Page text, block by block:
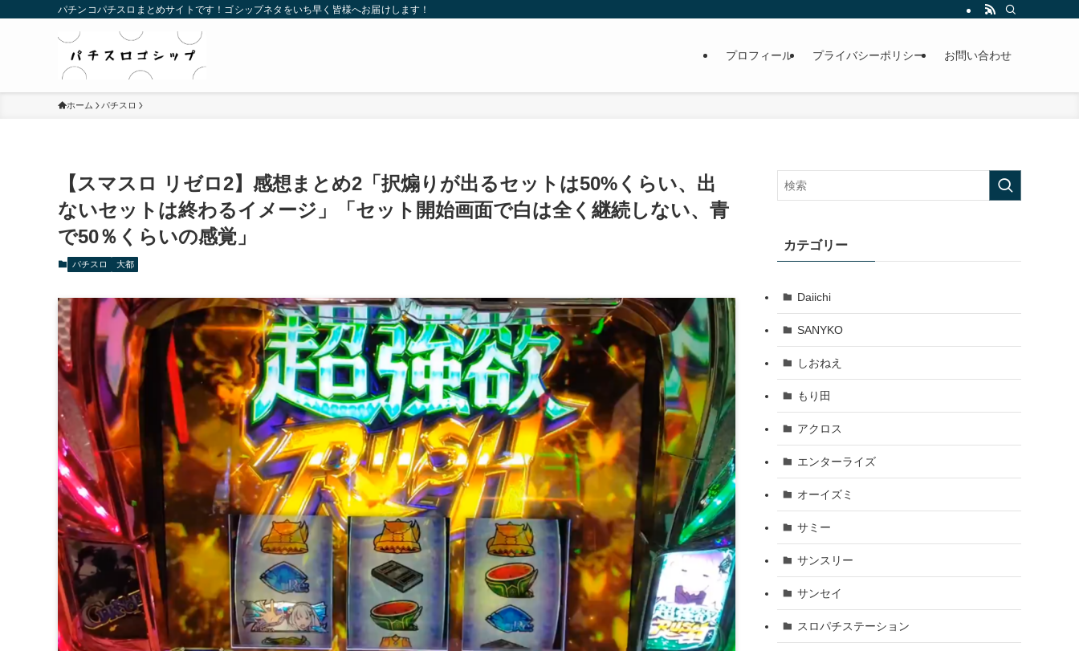
パチンコパチスロまとめサイトです！ゴシップネタをいち早く皆様へお届けします！
プロフィール プライバシーポリシー お問い合わせ
ホーム パチスロ
【スマスロ リゼロ2】感想まとめ2「択煽りが出るセットは50%くらい、出
ないセットは終わるイメージ」「セット開始画面で白は全く継続しない、青
で50％くらいの感覚」
パチスロ 大都
カテゴリー
Daiichi
SANYKO
しおねえ
もり田
アクロス
エンターライズ
オーイズミ
サミー
サンスリー
サンセイ
スロパチステーション